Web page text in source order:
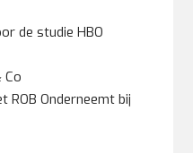
de studie HBO
Co
ROB Onderneemt bij